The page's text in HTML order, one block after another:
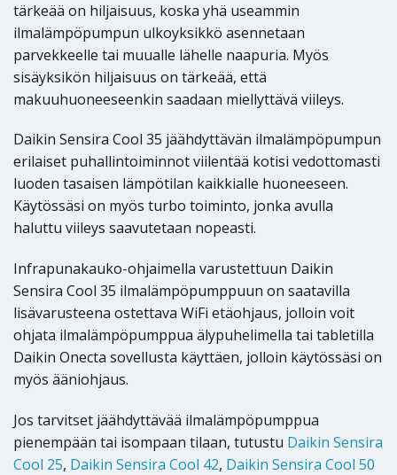
tärkeää on hiljaisuus, koska yhä useammin
ilmalämpöpumpun ulkoyksikkö asennetaan
parvekkeelle tai muualle lähelle naapuria. Myös
sisäyksikön hiljaisuus on tärkeää, että
makuuhuoneeseenkin saadaan miellyttävä viileys.
Daikin Sensira Cool 35 jäähdyttävän ilmalämpöpumpun
erilaiset puhallintoiminnot viilentää kotisi vedottomasti
luoden tasaisen lämpötilan kaikkialle huoneeseen.
Käytössäsi on myös turbo toiminto, jonka avulla
haluttu viileys saavutetaan nopeasti.
Infrapunakauko-ohjaimella varustettuun Daikin
Sensira Cool 35 ilmalämpöpumppuun on saatavilla
lisävarusteena ostettava WiFi etäohjaus, jolloin voit
ohjata ilmalämpöpumppua älypuhelimella tai tabletilla
Daikin Onecta sovellusta käyttäen, jolloin käytössäsi on
myös ääniohjaus.
Jos tarvitset jäähdyttävää ilmalämpöpumppua
pienempään tai isompaan tilaan, tutustu Daikin Sensira
Cool 25, Daikin Sensira Cool 42, Daikin Sensira Cool 50